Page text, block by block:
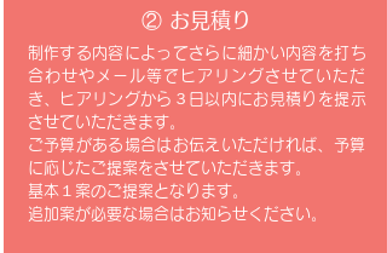
​② お見積り
制作する内容によってさらに細かい内容を打ち
合わせやメール等でヒアリングさせていただ
き、ヒアリングから３日以内にお見積りを提示
させていただきます。
​ご予算がある場合はお伝えいただければ、予算
に応じたご提案をさせていただきます。
基本１案のご提案となります。
​追加案が必要な場合はお知らせください。